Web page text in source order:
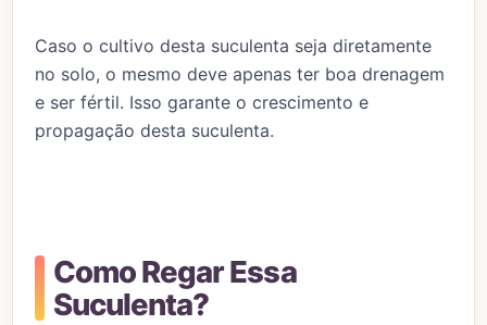
Caso o cultivo desta suculenta seja diretamente
no solo, o mesmo deve apenas ter boa drenagem
e ser fértil. Isso garante o crescimento e
propagação desta suculenta.
Como Regar Essa
Suculenta?